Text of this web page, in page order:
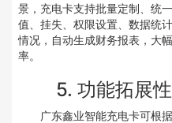
景，充电卡支持批量定制、统
值、挂失、权限设置、数据统
情况，自动生成财务报表，大
率。
5. 功能拓展
广东鑫业智能充电卡可根